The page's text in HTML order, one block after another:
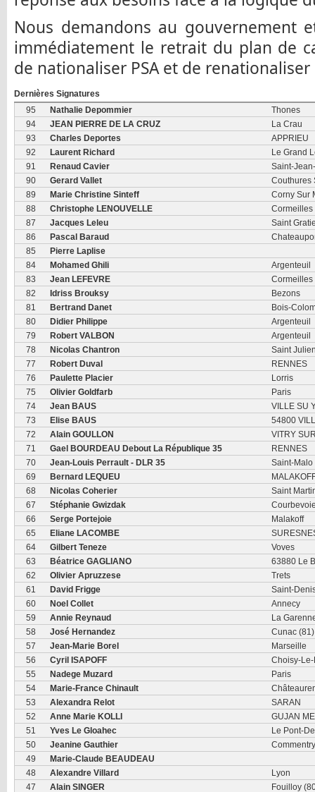
Nous demandons au gouvernement
immédiatement le retrait du plan de
de nationaliser PSA et de
Dernières Signatures
95
Nathalie Depommier
Thones
94
JEAN PIERRE DE LA CRUZ
La Crau
93
Charles Deportes
APPRIEU
92
Laurent Richard
Le Grand
91
Renaud Cavier
Saint-
90
Gerard Vallet
Couthures
89
Marie Christine Sinteff
Corny Sur
88
Christophe LENOUVELLE
Cormeilles
87
Jacques Leleu
Saint
86
Pascal Baraud
85
Pierre Laplise
84
Mohamed Ghili
Argenteuil
83
Jean LEFEVRE
Cormeilles
82
Idriss Brouksy
Bezons
81
Bertrand Danet
Bois-
80
Didier Philippe
Argenteuil
79
Robert VALBON
Argenteuil
78
Nicolas Chantron
Saint
77
Robert Duval
RENNES
76
Paulette Placier
Lorris
75
Olivier Goldfarb
Paris
74
Jean BAUS
VILLE SU
73
Elise BAUS
54800
72
Alain GOULLON
VITRY
71
Gael BOURDEAU Debout La République 35
RENNES
70
Jean-Louis Perrault - DLR 35
Saint-Malo
69
Bernard LEQUEU
68
Nicolas Coherier
Saint
67
Stéphanie Gwizdak
66
Serge Portejoie
Malakoff
65
Eliane LACOMBE
64
Gilbert Teneze
Voves
63
Béatrice GAGLIANO
63880 Le
62
Olivier Apruzzese
Trets
61
David Frigge
Saint-
60
Noel Collet
Annecy
59
Annie Reynaud
La
58
José Hernandez
Cunac (81)
57
Jean-Marie Borel
Marseille
56
Cyril ISAPOFF
Choisy-
55
Nadege Muzard
Paris
54
Marie-France Chinault
53
Alexandra Relot
SARAN
52
Anne Marie KOLLI
GUJAN
51
Yves Le Gloahec
Le Pont-
50
Jeanine Gauthier
Commentry
49
Marie-Claude BEAUDEAU
48
Alexandre Villard
Lyon
47
Alain SINGER
Fouilloy